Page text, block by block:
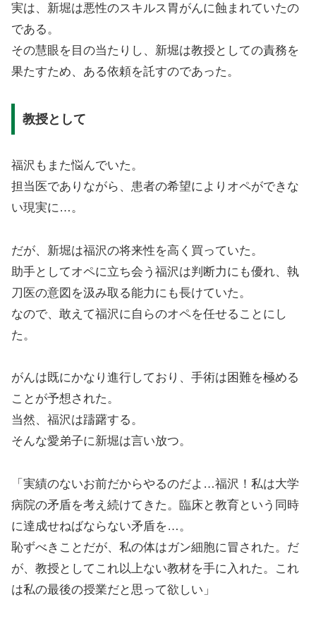
実は、新堀は悪性のスキルス胃がんに蝕まれていたの
である。
その慧眼を目の当たりし、新堀は教授としての責務を
果たすため、ある依頼を託すのであった。
教授として
福沢もまた悩んでいた。
担当医でありながら、患者の希望によりオペができな
い現実に…。
だが、新堀は福沢の将来性を高く買っていた。
助手としてオペに立ち会う福沢は判断力にも優れ、執
刀医の意図を汲み取る能力にも長けていた。
なので、敢えて福沢に自らのオペを任せることにし
た。
がんは既にかなり進行しており、手術は困難を極める
ことが予想された。
当然、福沢は躊躇する。
そんな愛弟子に新堀は言い放つ。
「実績のないお前だからやるのだよ…福沢！私は大学
病院の矛盾を考え続けてきた。臨床と教育という同時
に達成せねばならない矛盾を…。
恥ずべきことだが、私の体はガン細胞に冒された。だ
が、教授としてこれ以上ない教材を手に入れた。これ
は私の最後の授業だと思って欲しい」